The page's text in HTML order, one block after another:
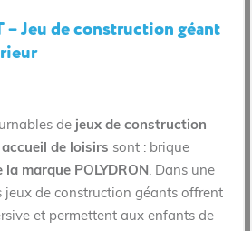
Jeu de construction géant
de jeux de construction
accueil de loisirs sont : brique
la marque POLYDRON . Dans une
jeux de construction géants offrent
et permettent aux enfants de